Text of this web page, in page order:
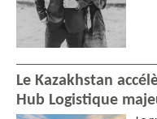
Le Kazakhstan
Hub Logistique